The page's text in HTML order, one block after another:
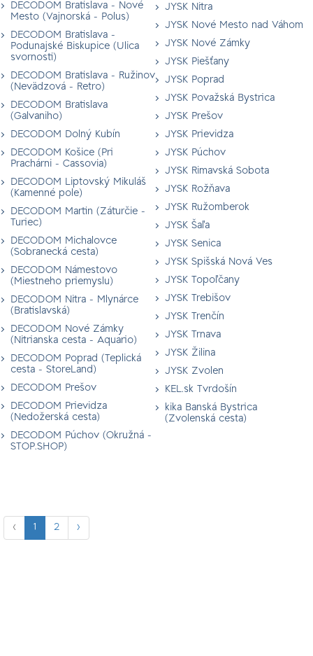
DECODOM Bratislava - Nové
Mesto (Vajnorská - Polus)
DECODOM Bratislava -
Podunajské Biskupice (Ulica
svornosti)
DECODOM Bratislava - Ružinov
(Nevädzová - Retro)
DECODOM Bratislava
(Galvaniho)
DECODOM Dolný Kubín
DECODOM Košice (Pri
Prachárni - Cassovia)
DECODOM Liptovský Mikuláš
(Kamenné pole)
DECODOM Martin (Záturčie -
Turiec)
DECODOM Michalovce
(Sobranecká cesta)
DECODOM Námestovo
(Miestneho priemyslu)
DECODOM Nitra - Mlynárce
(Bratislavská)
DECODOM Nové Zámky
(Nitrianska cesta - Aquario)
DECODOM Poprad (Teplická
cesta - StoreLand)
DECODOM Prešov
DECODOM Prievidza
(Nedožerská cesta)
DECODOM Púchov (Okružná -
STOP.SHOP)
JYSK Nitra
JYSK Nové Mesto nad Váhom
JYSK Nové Zámky
JYSK Piešťany
JYSK Poprad
JYSK Považská Bystrica
JYSK Prešov
JYSK Prievidza
JYSK Púchov
JYSK Rimavská Sobota
JYSK Rožňava
JYSK Ružomberok
JYSK Šaľa
JYSK Senica
JYSK Spišská Nová Ves
JYSK Topoľčany
JYSK Trebišov
JYSK Trenčín
JYSK Trnava
JYSK Žilina
JYSK Zvolen
KEL.sk Tvrdošín
kika Banská Bystrica
(Zvolenská cesta)
‹ 1 2 ›